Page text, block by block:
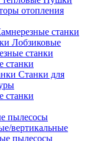
отопления
Лобзиковые
станки
станки
Станки для
станки
пылесосы
вертикальные
пылесосы